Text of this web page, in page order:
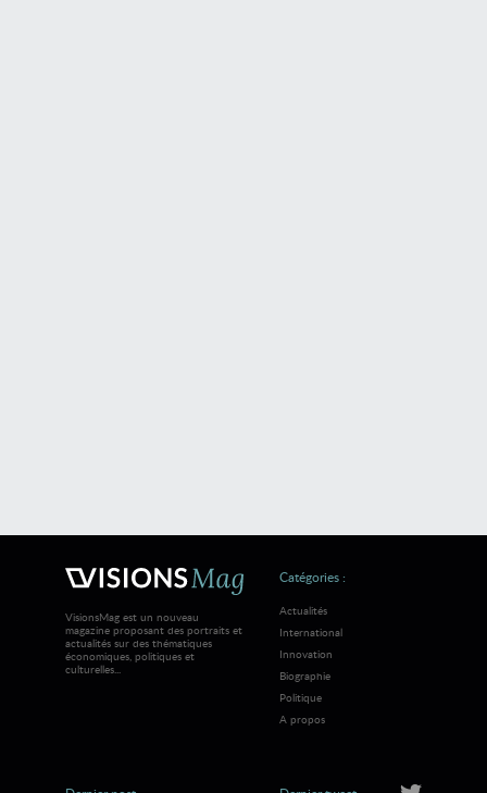
VisionsMag est un nouveau
magazine proposant des portraits et
actualités sur des thématiques
économiques, politiques et
culturelles...
Catégories :
Actualités
International
Innovation
Biographie
Politique
A propos